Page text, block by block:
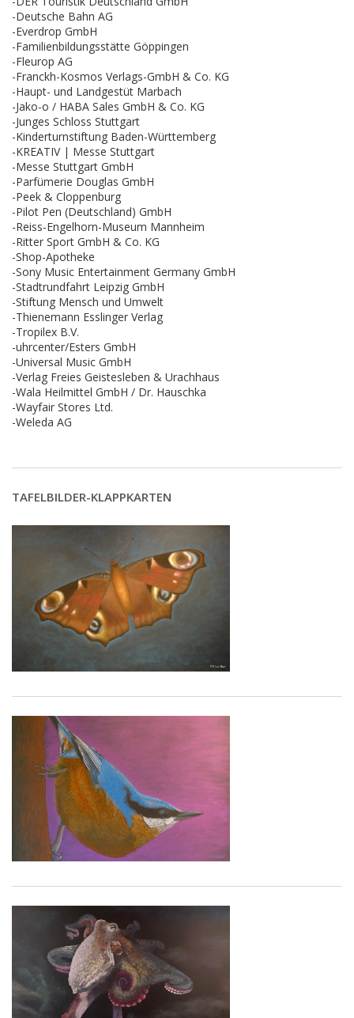
-Deutsche Bahn AG
-Everdrop GmbH
-Familienbildungsstätte Göppingen
-Fleurop AG
-Franckh-Kosmos Verlags-GmbH & Co. KG
-Haupt- und Landgestüt Marbach
-Jako-o / HABA Sales GmbH & Co. KG
-Junges Schloss Stuttgart
-Kinderturnstiftung Baden-Württemberg
-KREATIV | Messe Stuttgart
-Messe Stuttgart GmbH
-Parfümerie Douglas GmbH
-Peek & Cloppenburg
-Pilot Pen (Deutschland) GmbH
-Reiss-Engelhorn-Museum Mannheim
-Ritter Sport GmbH & Co. KG
-Shop-Apotheke
-Sony Music Entertainment Germany GmbH
-Stadtrundfahrt Leipzig GmbH
-Stiftung Mensch und Umwelt
-Thienemann Esslinger Verlag
-Tropilex B.V.
-uhrcenter/Esters GmbH
-Universal Music GmbH
-Verlag Freies Geistesleben & Urachhaus
-Wala Heilmittel GmbH / Dr. Hauschka
-Wayfair Stores Ltd.
-Weleda AG
TAFELBILDER-KLAPPKARTEN